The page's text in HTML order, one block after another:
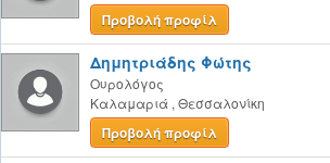
Προβολή προφίλ
Δημητριάδης Φώτης
Ουρολόγος
Καλαμαριά , Θεσσαλονίκη
Προβολή προφίλ